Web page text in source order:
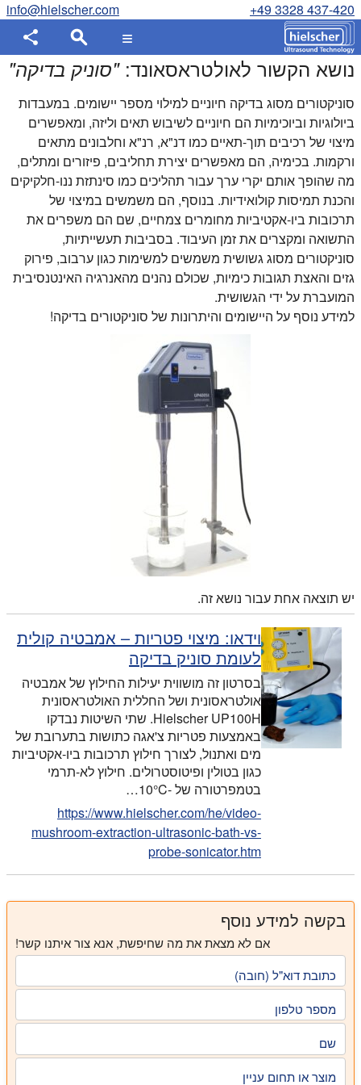
+49 3328 437-420
info@hielscher.com
נושא הקשור לאולטראסאונד:"סוניק בדיקה"
סוניקטורים מסוג בדיקה חיוניים למילוי מספר יישומים. במעבדות
ביולוגיות וביוכימיות הם חיוניים לשיבוש תאים וליזה, ומאפשרים
מיצוי של רכיבים תוך-תאיים כמו דנ"א, רנ"א וחלבונים מתאים
ורקמות. בכימיה, הם מאפשרים יצירת תחליבים, פיזורים ומתלים,
מה שהופך אותם יקרי ערך עבור תהליכים כמו סינתזת ננו-חלקיקים
והכנת תמיסות קולואידיות. בנוסף, הם משמשים במיצוי של
תרכובות ביו-אקטיביות מחומרים צמחיים, שם הם משפרים את
התשואה ומקצרים את זמן העיבוד. בסביבות תעשייתיות,
סוניקטורים מסוג גשושית משמשים למשימות כגון ערבוב, פירוק
גזים והאצת תגובות כימיות, שכולם נהנים מהאנרגיה האינטנסיבית
המועברת על ידי הגשושית.
למידע נוסף על היישומים והיתרונות של סוניקטורים בדיקה!
יש תוצאה אחת עבור נושא זה.
וידאו: מיצוי פטריות – אמבטיה קולית
לעומת סוניק בדיקה
בסרטון זה מושווית יעילות החילוץ של אמבטיה
אולטראסונית ושל החללית האולטראסונית
Hielscher UP100H. שתי השיטות נבדקו
באמצעות פטריות צ'אגה כתושות בתערובת של
מים ואתנול, לצורך חילוץ תרכובות ביו-אקטיביות
כגון בטולין ופיטוסטרולים. חילוץ לא-תרמי
בטמפרטורה של -10°C…
https://www.hielscher.com/he/video-
mushroom-extraction-ultrasonic-bath-vs-
probe-sonicator.htm
בקשה למידע נוסף
אם לא מצאת את מה שחיפשת, אנא צור איתנו קשר!
כתובת דוא"ל (חובה)
מספר טלפון
שם
מוצר או תחום עניין